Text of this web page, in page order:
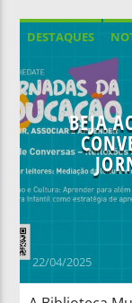
DESTAQUES
NOTÍCIAS
BEJA
22/04/2025